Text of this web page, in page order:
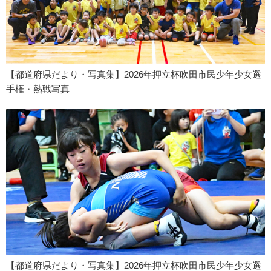
【都道府県だより・写真集】2026年押立杯吹田市民少年少女選
手権・熱戦写真
【都道府県だより・写真集】2026年押立杯吹田市民少年少女選